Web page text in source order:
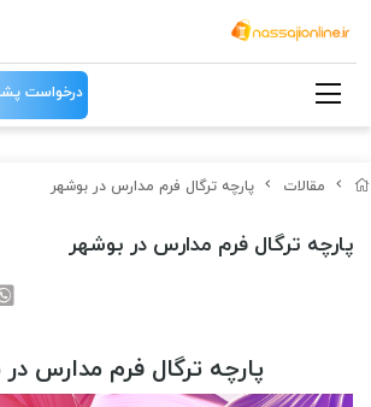
مقالات پارچه ترگال فرم مدارس در بوشهر
پارچه ترگال فرم مدارس در بوشهر
پارچه ترگال فرم مدارس
درخواست